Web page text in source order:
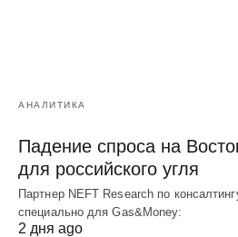
АНАЛИТИКА
Падение спроса на
для российского угля
Партнер NEFT Research по
специально для Gas&Money:
2 дня ago